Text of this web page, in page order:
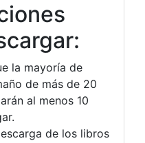
la mayoría de
de más de 20
al menos 10
de los libros